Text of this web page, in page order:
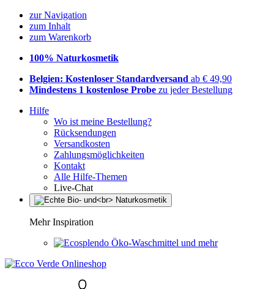
zur Navigation
zum Inhalt
zum Warenkorb
100% Naturkosmetik
Belgien: Kostenloser Standardversand ab € 49,90
Mindestens 1 kostenlose Probe zu jeder Bestellung
Hilfe
Wo ist meine Bestellung?
Rücksendungen
Versandkosten
Zahlungsmöglichkeiten
Kontakt
Alle Hilfe-Themen
Live-Chat
Mehr Inspiration
Öko-Waschmittel und mehr